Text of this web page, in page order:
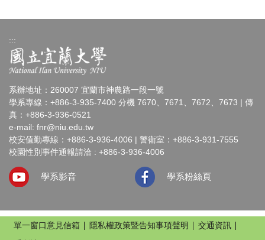
:::
系辦地址：260007 宜蘭市神農路一段一號
學系專線：+886-3-935-7400 分機 7670、7671、7672、7673 | 傳
真：+886-3-936-0521
e-mail: fnr@niu.edu.tw
校安值勤專線：+886-3-936-4006 | 警衛室：+886-3-931-7555
校園性別事件通報請洽 : +886-3-936-4006
學系影音 學系粉絲頁
單一窗口意見信箱 隱私權政策暨告知事項聲明
交通資訊